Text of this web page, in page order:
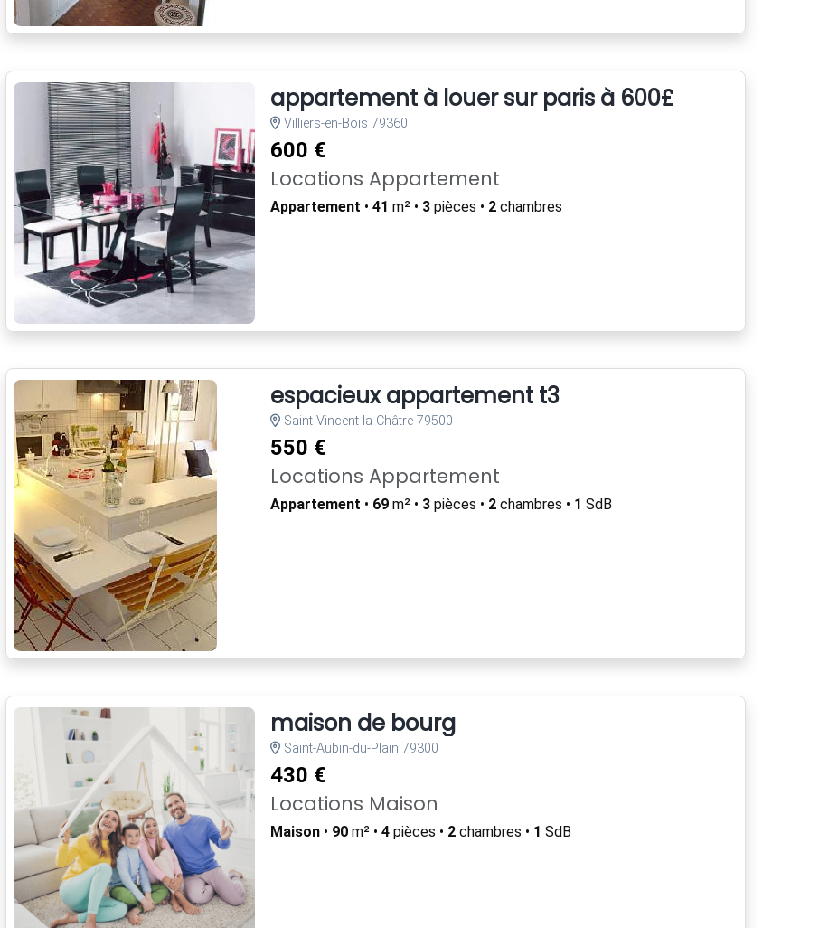
appartement à louer sur paris à 600£
Villiers-en-Bois 79360
600 €
Locations Appartement
Appartement • 41 m² • 3pièces • 2chambres
espacieux appartement t3
Saint-Vincent-la-Châtre 79500
550 €
Locations Appartement
Appartement • 69m² • 3pièces • 2chambres • 1 SdB
maison de bourg
Saint-Aubin-du-Plain 79300
430 €
Locations Maison
Maison• 90m² • 4pièces • 2chambres • 1 SdB